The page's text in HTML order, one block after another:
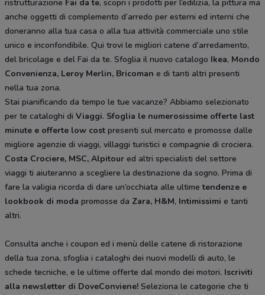
ristrutturazione Fai da te, scopri i prodotti per l’edilizia, la pittura ma
anche oggetti di complemento d’arredo per esterni ed interni che
doneranno alla tua casa o alla tua attività commerciale uno stile
unico e inconfondibile. Qui trovi le migliori catene d’arredamento,
del bricolage e del Fai da te. Sfoglia il nuovo catalogo Ikea, Mondo
Convenienza, Leroy Merlin, Bricoman e di tanti altri presenti
nella tua zona.
Stai pianificando da tempo le tue vacanze? Abbiamo selezionato
per te cataloghi di Viaggi. Sfoglia le numerosissime offerte last
minute e offerte low cost presenti sul mercato e promosse dalle
migliore agenzie di viaggi, villaggi turistici e compagnie di crociera.
Costa Crociere, MSC, Alpitour ed altri specialisti del settore
viaggi ti aiuteranno a scegliere la destinazione da sogno. Prima di
fare la valigia ricorda di dare un’occhiata alle ultimetendenze e
lookbook di moda promosse da Zara, H&M, Intimissimi e tanti
altri.
Consulta anche i coupon ed i menù delle catene di ristorazione
della tua zona, sfoglia i cataloghi dei nuovi modelli di auto, le
schede tecniche, e le ultime offerte dal mondo dei motori. Iscriviti
alla newsletter di DoveConviene! Seleziona le categorie che ti